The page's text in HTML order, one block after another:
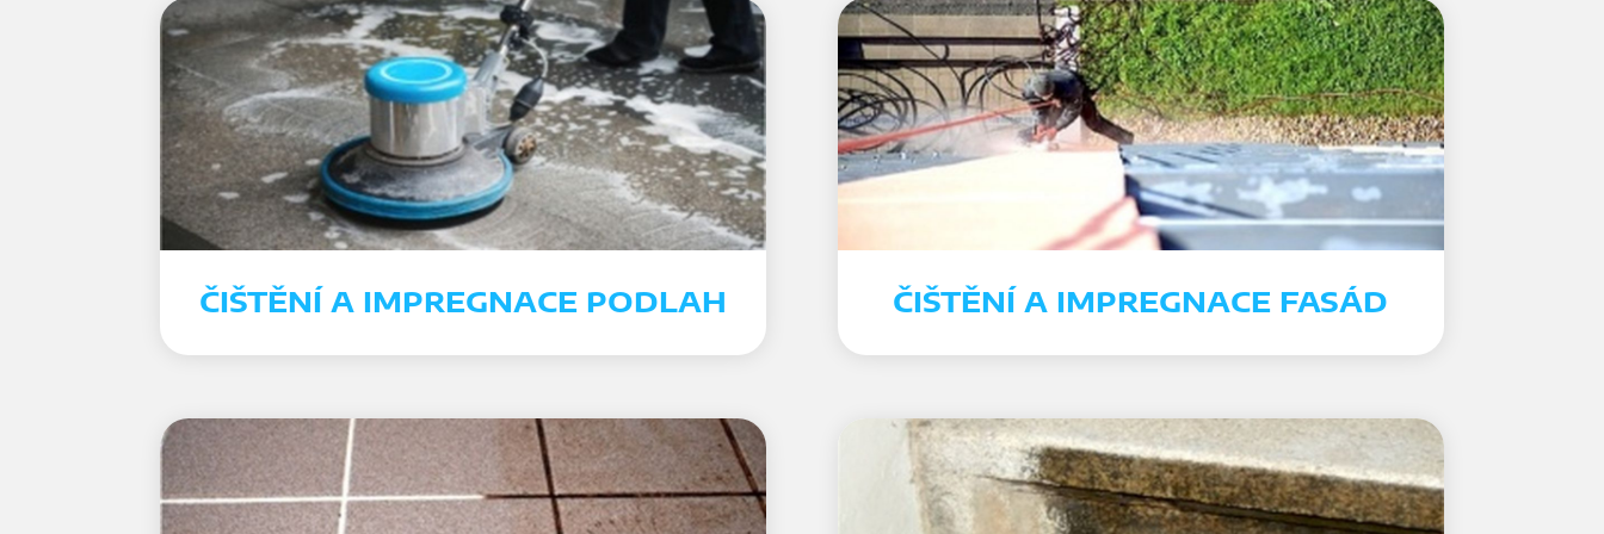
ČIŠTĚNÍ A IMPREGNACE PODLAH ČIŠTĚNÍ A IMPREGNACE FASÁD